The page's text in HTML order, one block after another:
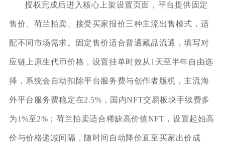
授权完成后进入核心上架设置页面，平台提供固定
售价、荷兰拍卖、接受买家报价三种主流出售模式，适
配不同市场需求。固定售价适合普通藏品流通，填写对
应链上原生代币价格，设置挂单时效从1天至半年自由选
择，系统会自动扣除平台服务费与创作者版税，主流海
外平台服务费稳定在2.5%，国内NFT交易板块手续费多
为1%至2%；荷兰拍卖适合稀缺高价值NFT，设置起始高
价与价格递减间隔，随时间自动降价直至买家出价成